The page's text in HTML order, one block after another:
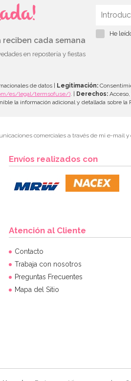
reciben cada semana
en repostería y fiestas
He
de datos | Legitimación:
es/legal/termsofuse/) . | Derechos:
la información adicional y detallada sobre
comerciales a través de mi e-mail y
Envíos realizados con
Atención al Cliente
Contacto
Trabaja con nosotros
Preguntas Frecuentes
Mapa del Sitio